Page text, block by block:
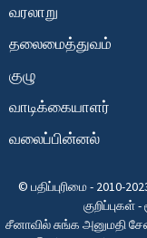
வரலாறு
தலைமைத்துவம்
குழு
வாடிக்கையாளர்
வலைப்பின்னல்
© பதிப்புரிமை - 2010-
குறிப்புகள்-
சீனாவில் சுங்க அனுமதி